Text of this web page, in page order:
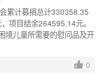
累计募捐总计330358.35
项目结余264595.14元。
境儿童所需要的慰问品及开
0